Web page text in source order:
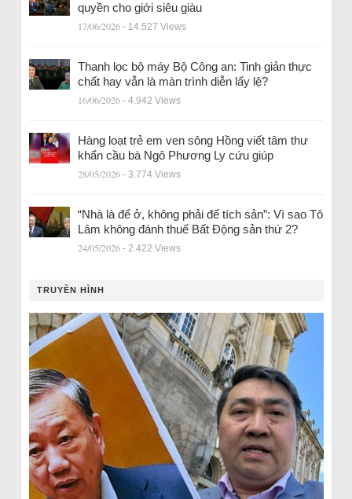
quyền cho giới siêu giàu
17/06/2026 - 14.527 Views
Thanh lọc bộ máy Bộ Công an: Tinh giản thực
chất hay vẫn là màn trình diễn lấy lệ?
16/06/2026 - 4.942 Views
Hàng loạt trẻ em ven sông Hồng viết tâm thư
khẩn cầu bà Ngô Phương Ly cứu giúp
28/05/2026 - 3.774 Views
“Nhà là để ở, không phải để tích sản”: Vì sao Tô
Lâm không đánh thuế Bất Động sản thứ 2?
24/05/2026 - 2.422 Views
TRUYỀN HÌNH